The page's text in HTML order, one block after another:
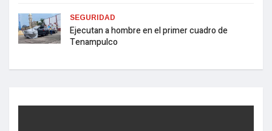
SEGURIDAD
Ejecutan a hombre en el primer cuadro de
Tenampulco